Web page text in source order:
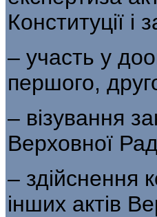
Конституції і
– участь у
першого,
– візування
Верховної
– здійснення
інших актів